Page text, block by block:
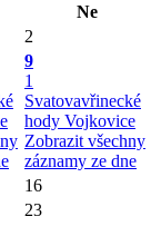
Ne
2
9
1
Svatovavřinecké
hody Vojkovice
Zobrazit všechny
záznamy ze dne
16
23